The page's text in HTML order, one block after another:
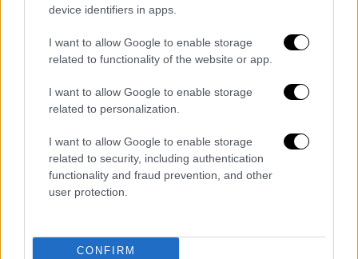
device identifiers in apps.
I want to allow Google to enable storage
related to functionality of the website or app.
I want to allow Google to enable storage
related to personalization.
I want to allow Google to enable storage
related to security, including authentication
functionality and fraud prevention, and other
user protection.
CONFIRM
Όταν εντοπίστηκε από περιπολικό καθώς
περπατούσε, εκείνος πυροβόλησε εναντίον
των αστυνομικών, οι οποίοι απάντησαν και
εισαγγελέας του Παρισιού, Ρεμί Ετζ, οι
ερευνητές βρήκαν πάνω του ένα παλιό
περίστροφο με έξι σφαίρες, πέντε από τις
οποίες είχαν βληθεί, καθώς και ένα μαχαίρι
και άλλες οκτώ σφαίρες στην εσωτερική
τσέπη του παλτού που φορούσε.
Διαβάστε ακόμη